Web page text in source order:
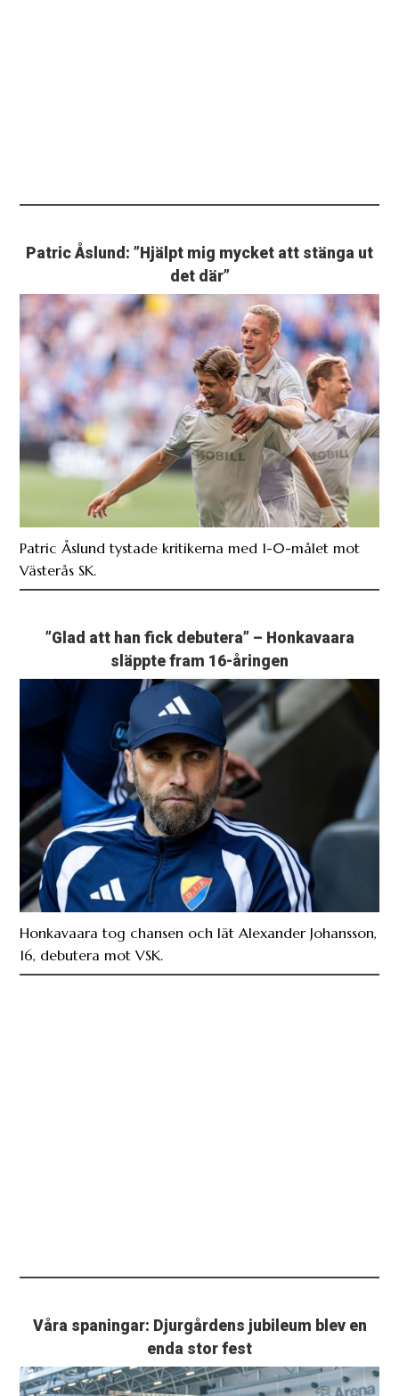
Patric Åslund: ”Hjälpt mig mycket att stänga ut
det där”
Patric Åslund tystade kritikerna med 1-0-målet mot
Västerås SK.
”Glad att han fick debutera” – Honkavaara
släppte fram 16-åringen
Honkavaara tog chansen och lät Alexander Johansson,
16, debutera mot VSK.
Våra spaningar: Djurgårdens jubileum blev en
enda stor fest